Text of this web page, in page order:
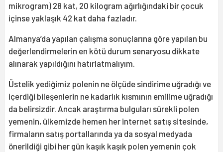
mikrogram) 28 kat, 20 kilogram ağırlığındaki bir çocuk
içinse yaklaşık 42 kat daha fazladır.
Almanya’da yapılan çalışma sonuçlarına göre yapılan bu
değerlendirmelerin en kötü durum senaryosu dikkate
alınarak yapıldığını hatırlatmalıyım.
Üstelik yediğimiz polenin ne ölçüde sindirime uğradığı ve
içerdiği bileşenlerin ne kadarlık kısmının emilime uğradığı
da belirsizdir. Ancak araştırma bulguları sürekli polen
yemenin, ülkemizde hemen her internet satış sitesinde,
firmaların satış portallarında ya da sosyal medyada
önerildiği gibi her gün kaşık kaşık polen yemenin çok